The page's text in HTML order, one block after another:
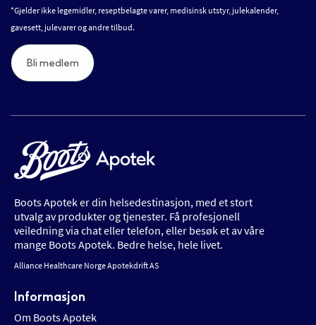
*Gjelder ikke legemidler, reseptbelagte varer, medisinsk utstyr, julekalender,
gavesett, julevarer og andre tilbud.
Bli medlem
Boots Apotek er din helsedestinasjon, med et stort
utvalg av produkter og tjenester. Få profesjonell
veiledning via chat eller telefon, eller besøk et av våre
mange Boots Apotek. Bedre helse, hele livet.
Alliance Healthcare Norge Apotekdrift AS
Informasjon
Om Boots Apotek